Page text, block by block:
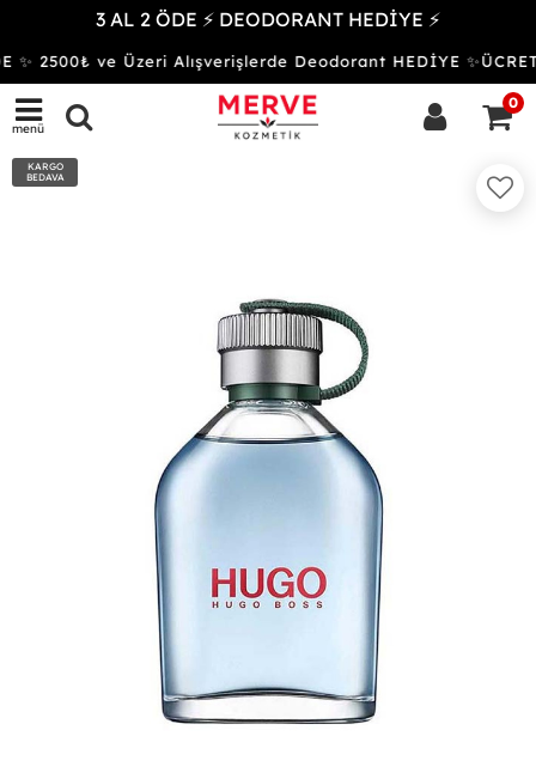
3 AL 2 ÖDE ⚡ DEODORANT HEDİYE ⚡
✨ 2500₺ ve Üzeri Alışverişlerde Deodorant HEDİYE
menü
0
KARGO
BEDAVA